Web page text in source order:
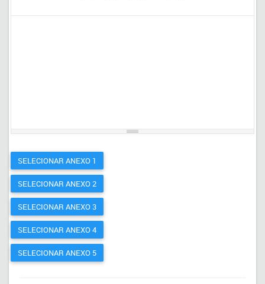
SELECIONAR ANEXO 1
SELECIONAR ANEXO 2
SELECIONAR ANEXO 3
SELECIONAR ANEXO 4
SELECIONAR ANEXO 5